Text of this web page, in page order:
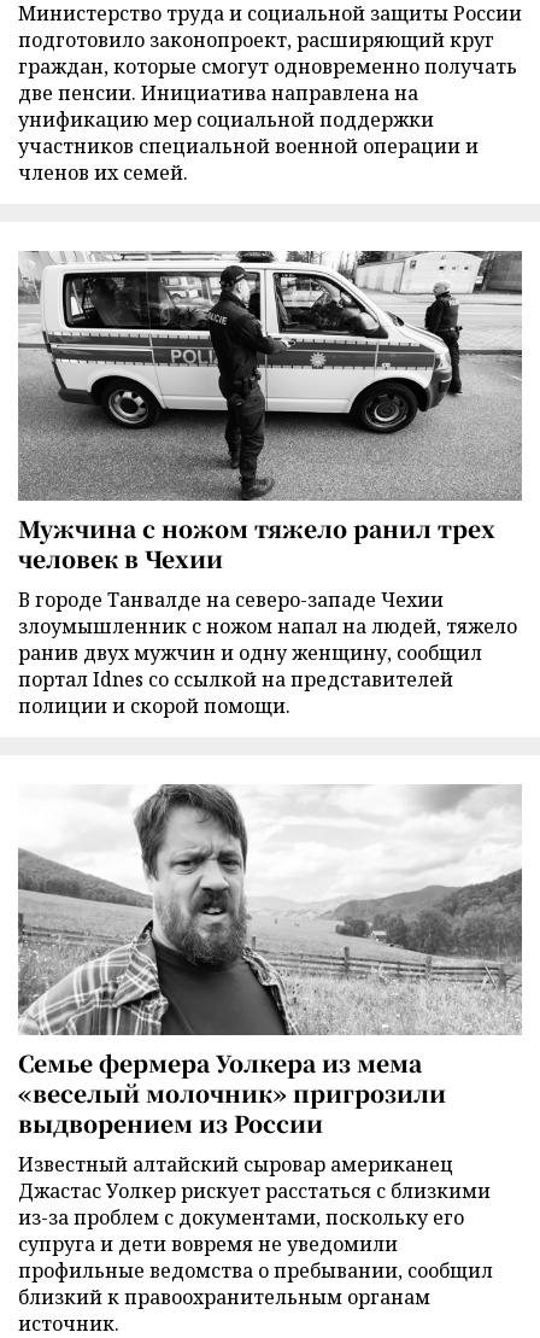
Министерство труда и социальной защиты России
подготовило законопроект, расширяющий круг
граждан, которые смогут одновременно получать
две пенсии. Инициатива направлена на
унификацию мер социальной поддержки
участников специальной военной операции и
членов их семей.
Мужчина с ножом тяжело ранил трех
человек в Чехии
В городе Танвалде на северо-западе Чехии
злоумышленник с ножом напал на людей, тяжело
ранив двух мужчин и одну женщину, сообщил
портал Idnes со ссылкой на представителей
полиции и скорой помощи.
Семье фермера Уолкера из мема
«веселый молочник» пригрозили
выдворением из России
Известный алтайский сыровар американец
Джастас Уолкер рискует расстаться с близкими
из-за проблем с документами, поскольку его
супруга и дети вовремя не уведомили
профильные ведомства о пребывании, сообщил
близкий к правоохранительным органам
источник.